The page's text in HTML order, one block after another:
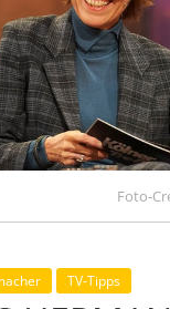
Foto-
TV-Tipps